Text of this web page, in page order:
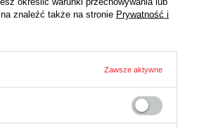
Gwarancja
znaleźć także na stronie Prywatność i
Zawsze aktywne